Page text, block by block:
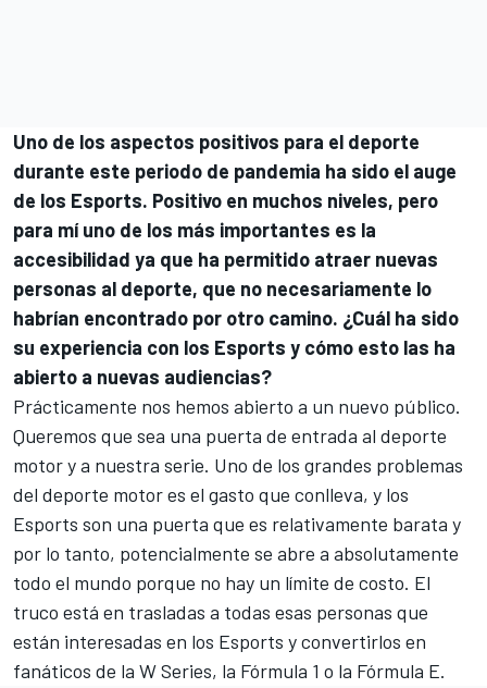
Uno de los aspectos positivos para el deporte
durante este periodo de pandemia ha sido el auge
de los Esports. Positivo en muchos niveles, pero
para mí uno de los más importantes es la
accesibilidad ya que ha permitido atraer nuevas
personas al deporte, que no necesariamente lo
habrían encontrado por otro camino. ¿Cuál ha sido
su experiencia con los Esports y cómo esto las ha
abierto a nuevas audiencias?
Prácticamente nos hemos abierto a un nuevo público.
Queremos que sea una puerta de entrada al deporte
motor y a nuestra serie. Uno de los grandes problemas
del deporte motor es el gasto que conlleva, y los
Esports son una puerta que es relativamente barata y
por lo tanto, potencialmente se abre a absolutamente
todo el mundo porque no hay un límite de costo. El
truco está en trasladas a todas esas personas que
están interesadas en los Esports y convertirlos en
fanáticos de la W Series, la Fórmula 1 o la Fórmula E.